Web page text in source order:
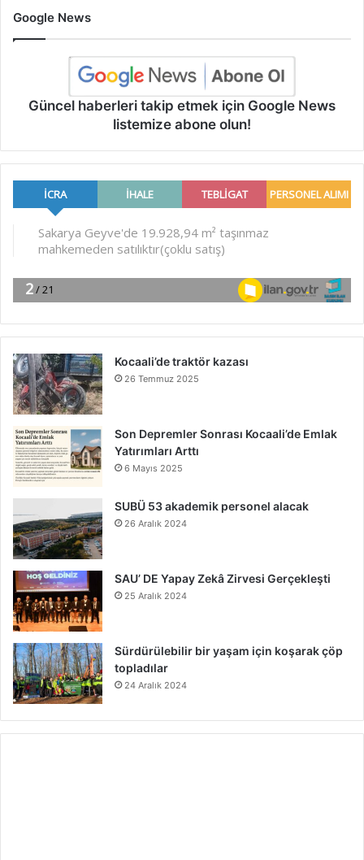
Google News
Güncel haberleri takip etmek için Google News
listemize abone olun!
Kocaali’de traktör kazası
26 Temmuz 2025
Son Depremler Sonrası Kocaali’de Emlak
Yatırımları Arttı
6 Mayıs 2025
SUBÜ 53 akademik personel alacak
26 Aralık 2024
SAU’ DE Yapay Zekâ Zirvesi Gerçekleşti
25 Aralık 2024
Sürdürülebilir bir yaşam için koşarak çöp
topladılar
24 Aralık 2024